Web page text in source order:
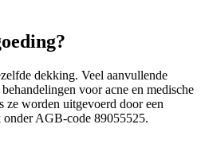
dekking. Veel aanvullende
voor acne en medische
ze worden uitgevoerd door een
AGB-code 89055525.